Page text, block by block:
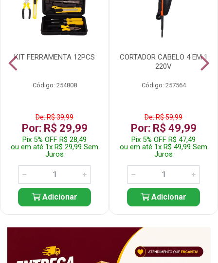
KIT FERRAMENTA 12PCS
Código: 254808
De: R$ 39,99
Por: R$ 29,99
Pix 5% OFF R$ 28,49
ou em até 1x R$ 29,99 Sem
Juros
Adicionar
CORTADOR CABELO 4 EM 1
220V
Código: 257564
De: R$ 59,99
Por: R$ 49,99
Pix 5% OFF R$ 47,49
ou em até 1x R$ 49,99 Sem
Juros
Adicionar